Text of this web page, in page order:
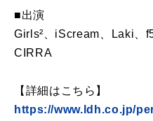
■出演
Girls²、iScream、Laki、
CIRRA
【詳細はこちら】
https://www.ldh.co.jp/